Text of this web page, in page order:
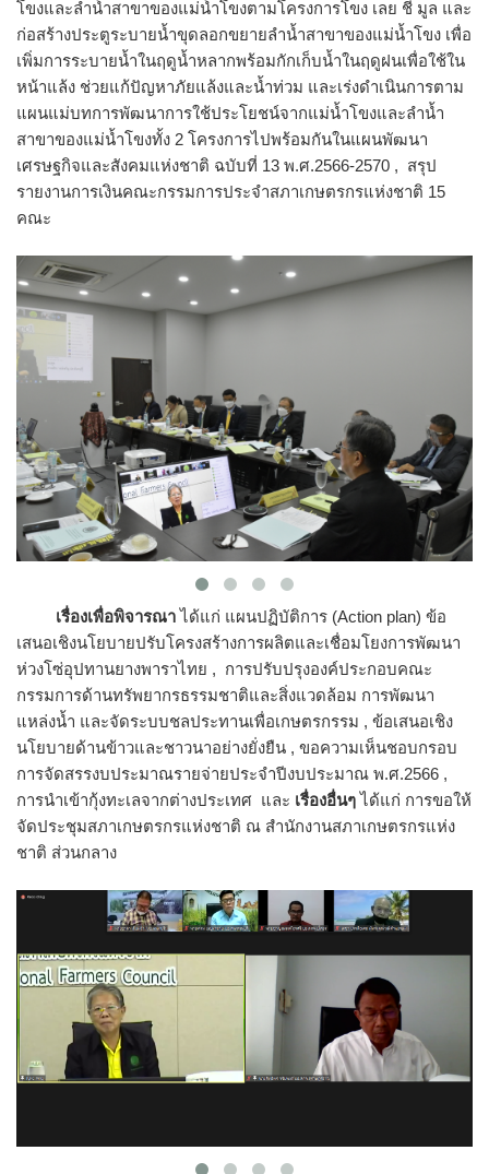
โขงและลำน้ำสาขาของแม่น้ำโขงตามโครงการโขง เลย ชี มูล และ
ก่อสร้างประตูระบายน้ำขุดลอกขยายลำน้ำสาขาของแม่น้ำโขง เพื่อ
เพิ่มการระบายน้ำในฤดูน้ำหลากพร้อมกักเก็บน้ำในฤดูฝนเพื่อใช้ใน
หน้าแล้ง ช่วยแก้ปัญหาภัยแล้งและน้ำท่วม และเร่งดำเนินการตาม
แผนแม่บทการพัฒนาการใช้ประโยชน์จากแม่น้ำโขงและลำน้ำ
สาขาของแม่น้ำโขงทั้ง 2 โครงการไปพร้อมกันในแผนพัฒนา
เศรษฐกิจและสังคมแห่งชาติ ฉบับที่ 13 พ.ศ.2566-2570 , สรุป
รายงานการเงินคณะกรรมการประจำสภาเกษตรกรแห่งชาติ 15
คณะ
เรื่องเพื่อพิจารณาได้แก่ แผนปฏิบัติการ (Action plan) ข้อ
เสนอเชิงนโยบายปรับโครงสร้างการผลิตและเชื่อมโยงการพัฒนา
ห่วงโซ่อุปทานยางพาราไทย , การปรับปรุงองค์ประกอบคณะ
กรรมการด้านทรัพยากรธรรมชาติและสิ่งแวดล้อม การพัฒนา
แหล่งน้ำ และจัดระบบชลประทานเพื่อเกษตรกรรม , ข้อเสนอเชิง
นโยบายด้านข้าวและชาวนาอย่างยั่งยืน , ขอความเห็นชอบกรอบ
การจัดสรรงบประมาณรายจ่ายประจำปีงบประมาณ พ.ศ.2566 ,
การนำเข้ากุ้งทะเลจากต่างประเทศ และ เรื่องอื่นๆได้แก่ การขอให้
จัดประชุมสภาเกษตรกรแห่งชาติ ณ สำนักงานสภาเกษตรกรแห่ง
ชาติ ส่วนกลาง